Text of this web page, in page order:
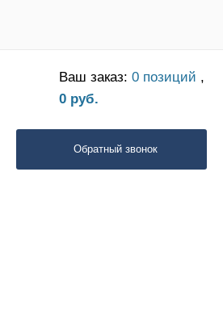
Ваш заказ: 0 позиций ,
0 руб.
Обратный звонок